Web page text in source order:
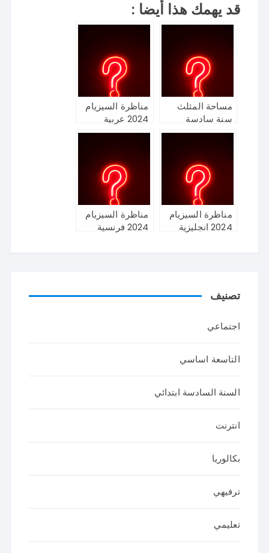
قد يهمك هذا أيضا :
مساحة المثلث
سنة سادسة
مناظرة السيزيام
2024 عربية
مناظرة السيزيام
2024 انجليزية
مناظرة السيزيام
2024 فرنسية
تصنيف
اجتماعي
التاسعة اساسي
السنة السادسة ابتدائي
انترنت
بكالوريا
ترفيهي
تعليمي